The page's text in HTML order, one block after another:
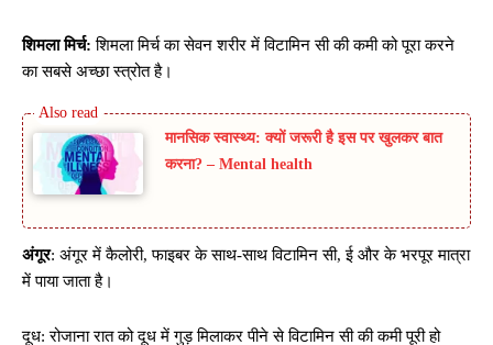
शिमला मिर्च:शिमला मिर्च का सेवन शरीर में विटामिन सी की कमी को पूरा करने
का सबसे अच्छा स्त्रोत है।
मानसिक स्वास्थ्य: क्यों जरूरी है इस पर खुलकर बात
करना? – Mental health
अंगूर: अंगूर में कैलोरी, फाइबर के साथ-साथ विटामिन सी, ई और के भरपूर मात्रा
में पाया जाता है।
दूध: रोजाना रात को दूध में गुड़ मिलाकर पीने से विटामिन सी की कमी पूरी हो